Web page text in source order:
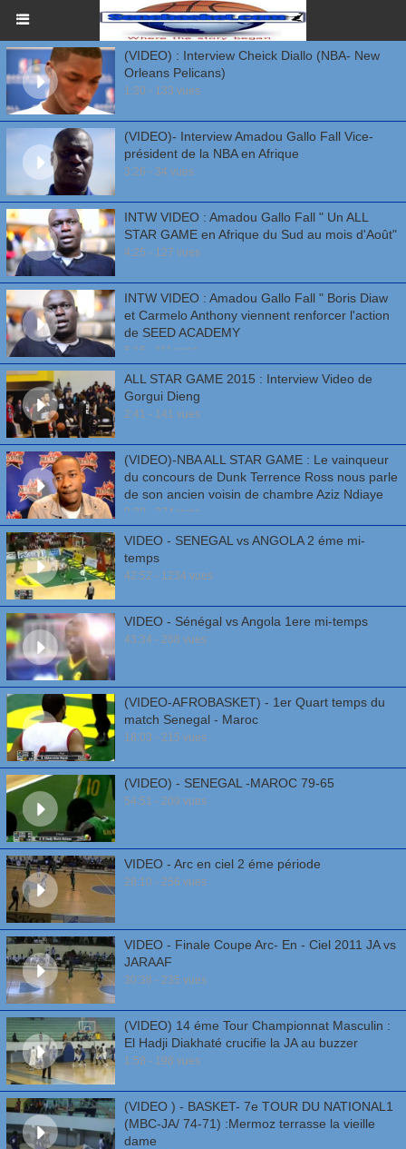
(VIDEO) : Interview Cheick Diallo (NBA- New
Orleans Pelicans)
1:30 - 133 vues
(VIDEO)- Interview Amadou Gallo Fall Vice-
président de la NBA en Afrique
3:26 - 34 vues
INTW VIDEO : Amadou Gallo Fall " Un ALL
STAR GAME en Afrique du Sud au mois d'Août"
4:25 - 127 vues
INTW VIDEO : Amadou Gallo Fall " Boris Diaw
et Carmelo Anthony viennent renforcer l'action
de SEED ACADEMY
6:16 - 111 vues
ALL STAR GAME 2015 : Interview Video de
Gorgui Dieng
2:41 - 141 vues
(VIDEO)-NBA ALL STAR GAME : Le vainqueur
du concours de Dunk Terrence Ross nous parle
de son ancien voisin de chambre Aziz Ndiaye
0:39 - 374 vues
VIDEO - SENEGAL vs ANGOLA 2 éme mi-
temps
42:52 - 1234 vues
VIDEO - Sénégal vs Angola 1ere mi-temps
43:34 - 268 vues
(VIDEO-AFROBASKET) - 1er Quart temps du
match Senegal - Maroc
18:03 - 215 vues
(VIDEO) - SENEGAL -MAROC 79-65
54:51 - 209 vues
VIDEO - Arc en ciel 2 éme période
28:10 - 256 vues
VIDEO - Finale Coupe Arc- En - Ciel 2011 JA vs
JARAAF
30:38 - 235 vues
(VIDEO) 14 éme Tour Championnat Masculin :
El Hadji Diakhaté crucifie la JA au buzzer
1:58 - 198 vues
(VIDEO ) - BASKET- 7e TOUR DU NATIONAL1
(MBC-JA/ 74-71) :Mermoz terrasse la vieille
dame